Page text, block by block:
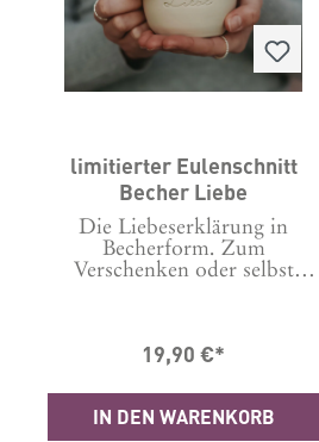
limitierter Eulenschnitt
Becher Liebe
Die Liebeserklärung in
Becherform. Zum
Verschenken oder selbst
mit sehr viel Herzblut
Detail, ob die Form des
Bechers, der Ton, das
19,90 €*
IN DEN WARENKORB